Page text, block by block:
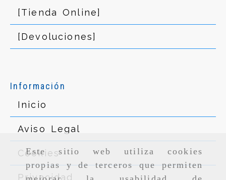
Este sitio web utiliza cookies
propias y de terceros que permiten
[Tienda Online]
[Devoluciones]
Información
Inicio
Aviso Legal
Cookies
Privacidad